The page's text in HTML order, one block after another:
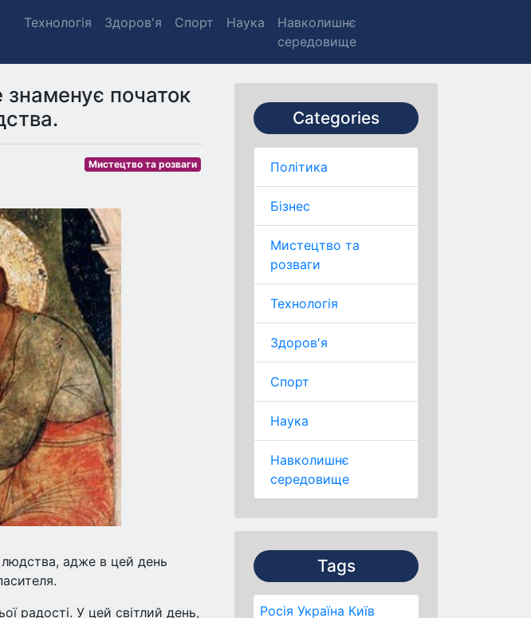
Технологія Здоров'я Спорт Наука
Навколишнє
середовище
Categories
Політика
Бізнес
Мистецтво та
розваги
Технологія
Здоров'я
Спорт
Наука
Навколишнє
середовище
Tags
Росія Україна Київ
знаменує початок
Мистецтво та розваги
людства, адже в цей день
радості. У цей світлий день,